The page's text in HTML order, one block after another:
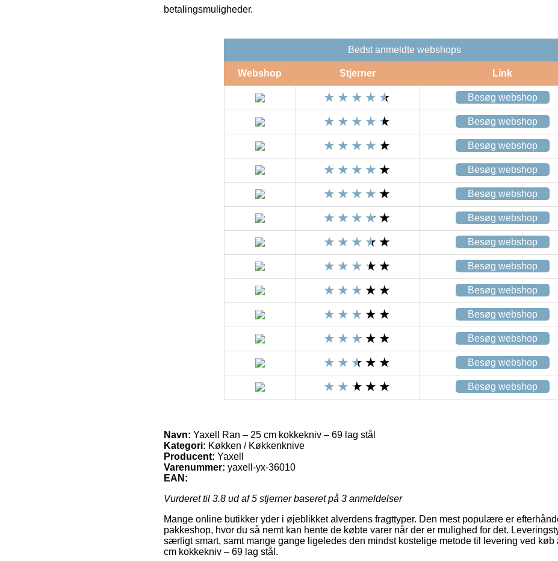
betalingsmuligheder.
Bedst anmeldte webshops
Webshop Stjerner Link
Besøg webshop
Besøg webshop
Besøg webshop
Besøg webshop
Besøg webshop
Besøg webshop
Besøg webshop
Besøg webshop
Besøg webshop
Besøg webshop
Besøg webshop
Besøg webshop
Besøg webshop
Navn: Yaxell Ran – 25 cm kokkekniv – 69 lag stål
Kategori: Køkken / Køkkenknive
Producent: Yaxell
Varenummer: yaxell-yx-36010
EAN:
Vurderet til 3.8 ud af 5 stjerner baseret på 3 anmeldelser
Mange online butikker yder i øjeblikket alverdens fragttyper. Den mest populære er
pakkeshop, hvor du så nemt kan hente de købte varer når der er mulighed for det.
særligt smart, samt mange gange ligeledes den mindst kostelige metode til levering ved køb
cm kokkekniv – 69 lag stål.